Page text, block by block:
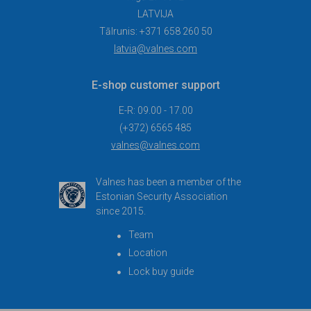
LATVIJA
Tālrunis: +371 658 260 50
latvia@valnes.com
E-shop customer support
E-R: 09.00 - 17.00
(+372) 6565 485
valnes@valnes.com
Valnes has been a member of the
Estonian Security Association
since 2015.
Team
Location
Lock buy guide